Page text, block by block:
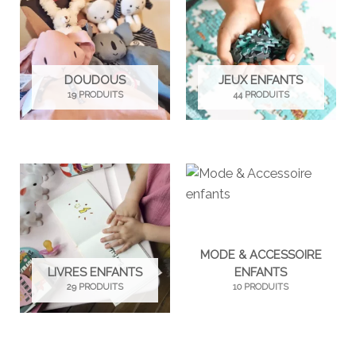
DOUDOUS
19 PRODUITS
JEUX ENFANTS
44 PRODUITS
LIVRES ENFANTS
29 PRODUITS
MODE & ACCESSOIRE
ENFANTS
10 PRODUITS